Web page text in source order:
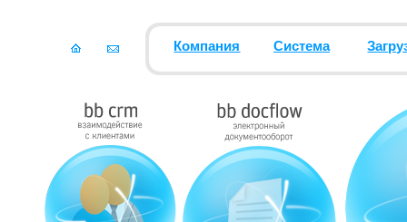
Компания Система